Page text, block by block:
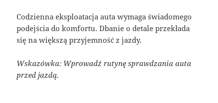
Codzienna eksploatacja auta wymaga świadomego
podejścia do komfortu. Dbanie o detale przekłada
się na większą przyjemność z jazdy.
Wskazówka: Wprowadź rutynę sprawdzania auta
przed jazdą.